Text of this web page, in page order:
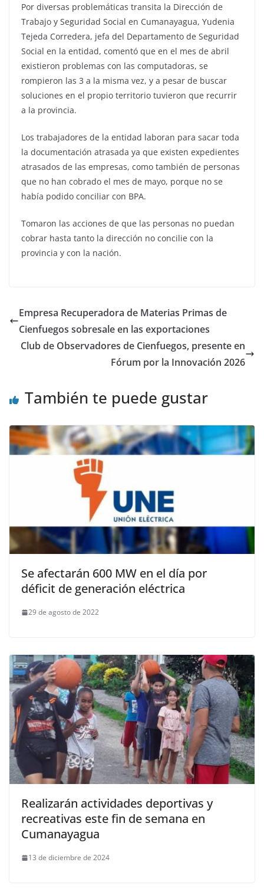
Por diversas problemáticas transita la Dirección de
Trabajo y Seguridad Social en Cumanayagua, Yudenia
Tejeda Corredera, jefa del Departamento de Seguridad
Social en la entidad, comentó que en el mes de abril
existieron problemas con las computadoras, se
rompieron las 3 a la misma vez, y a pesar de buscar
soluciones en el propio territorio tuvieron que recurrir
a la provincia.
Los trabajadores de la entidad laboran para sacar toda
la documentación atrasada ya que existen expedientes
atrasados de las empresas, como también de personas
que no han cobrado el mes de mayo, porque no se
había podido conciliar con BPA.
Tomaron las acciones de que las personas no puedan
cobrar hasta tanto la dirección no concilie con la
provincia y con la nación.
Empresa Recuperadora de Materias Primas de
Cienfuegos sobresale en las exportaciones
Club de Observadores de Cienfuegos, presente en
Fórum por la Innovación 2026
También te puede gustar
Se afectarán 600 MW en el día por
déficit de generación eléctrica
29 de agosto de 2022
Realizarán actividades deportivas y
recreativas este fin de semana en
Cumanayagua
13 de diciembre de 2024